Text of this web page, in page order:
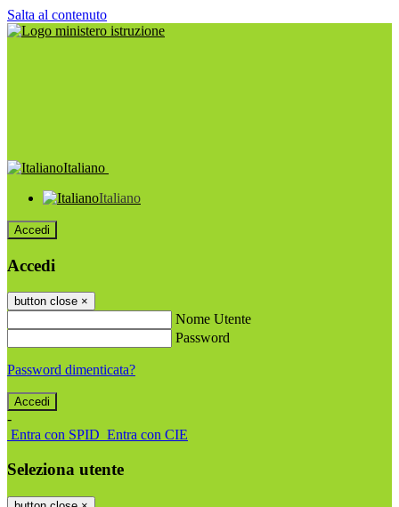
Salta al contenuto
Italiano
Italiano
Accedi
Accedi
button close ×
Nome Utente
Password
Password dimenticata?
-
Entra con SPID Entra con CIE
Seleziona utente